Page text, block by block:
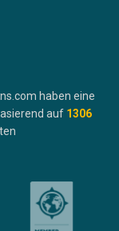
haben eine
auf 1306